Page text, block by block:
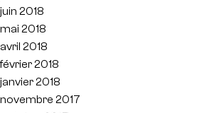
juin 2018
mai 2018
avril 2018
février 2018
janvier 2018
novembre 2017